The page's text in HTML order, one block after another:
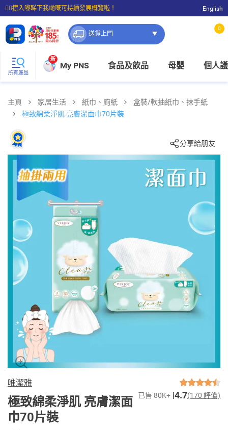
☝🏼㩒入嚟睇下我哋嘅可持續發展概覽啦！
⭐購物滿$399即享免費送貨；滿$100即可免費店取。
English
送貨上門
0
所有產品
新
My PNS 食品及飲品 母嬰 個人
主頁 家居生活 紙巾、廁紙
盒裝/軟抽紙巾、抹手紙
極致綿柔淨肌 亮膚潔面巾70片裝
分享給朋友
唯潔雅
極致綿柔淨肌 亮膚潔面
巾70片裝
已售 80K+ 4.7(170 評價)